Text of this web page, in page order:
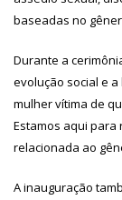
baseadas no
Durante a
evolução social e
mulher vítima de
Estamos aqui
relacionada ao
A inauguração